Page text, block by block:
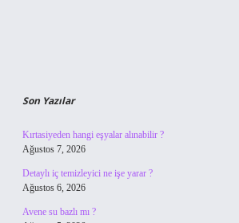
Son Yazılar
Kırtasiyeden hangi eşyalar alınabilir ?
Ağustos 7, 2026
Detaylı iç temizleyici ne işe yarar ?
Ağustos 6, 2026
Avene su bazlı mı ?